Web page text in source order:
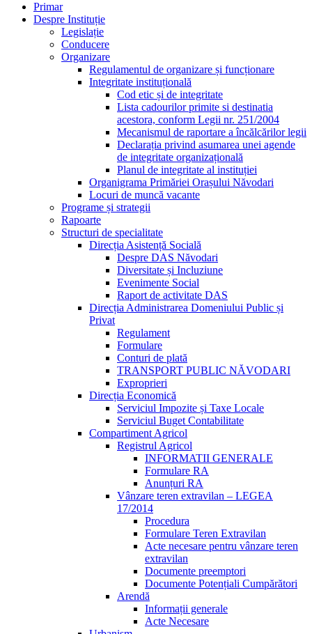
Primar
Despre Instituție
Legislație
Conducere
Organizare
Regulamentul de organizare și funcționare
Integritate instituțională
Cod etic și de integritate
Lista cadourilor primite si destinatia
acestora, conform Legii nr. 251/2004
Mecanismul de raportare a încălcărilor legii
Declarația privind asumarea unei agende
de integritate organizațională
Planul de integritate al instituției
Organigrama Primăriei Orașului Năvodari
Locuri de muncă vacante
Programe și strategii
Rapoarte
Structuri de specialitate
Direcția Asistență Socială
Despre DAS Năvodari
Diversitate și Incluziune
Evenimente Social
Raport de activitate DAS
Direcția Administrarea Domeniului Public și
Privat
Regulament
Formulare
Conturi de plată
TRANSPORT PUBLIC NĂVODARI
Exproprieri
Direcția Economică
Serviciul Impozite și Taxe Locale
Serviciul Buget Contabilitate
Compartiment Agricol
Registrul Agricol
INFORMATII GENERALE
Formulare RA
Anunțuri RA
Vânzare teren extravilan – LEGEA
17/2014
Procedura
Formulare Teren Extravilan
Acte necesare pentru vânzare teren
extravilan
Documente preemptori
Documente Potențiali Cumpărători
Arendă
Informații generale
Acte Necesare